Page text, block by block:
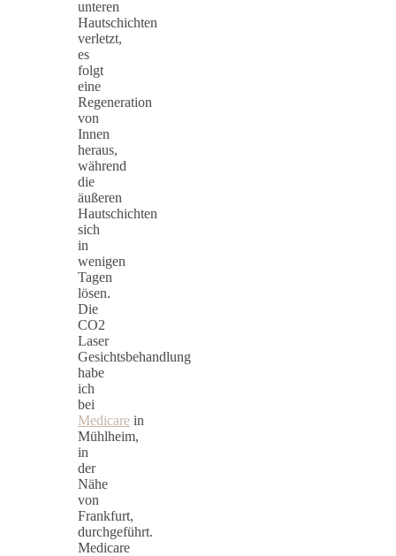
unteren
Hautschichten
verletzt,
es
folgt
eine
Regeneration
von
Innen
heraus,
während
die
äußeren
Hautschichten
sich
in
wenigen
Tagen
lösen.
Die
CO2
Laser
Gesichtsbehandlung
habe
ich
bei
Medicare in
Mühlheim,
in
der
Nähe
von
Frankfurt,
durchgeführt.
Medicare